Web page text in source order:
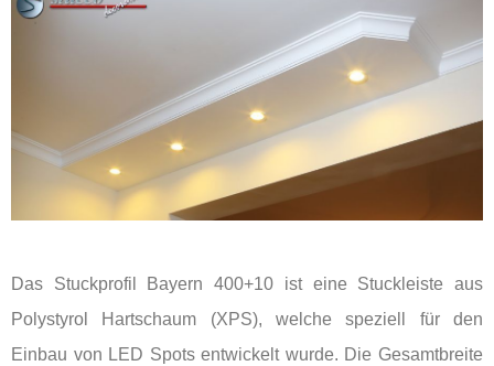
Das Stuckprofil Bayern 400+10 ist eine Stuckleiste aus
Polystyrol Hartschaum (XPS), welche speziell für den
Einbau von LED Spots entwickelt wurde. Die Gesamtbreite